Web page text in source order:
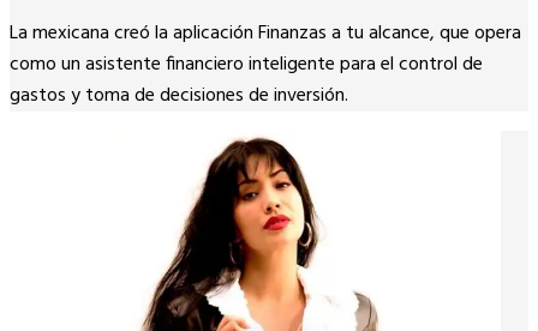
Copy
Link
La mexicana creó la aplicación Finanzas a tu alcance, que opera
como un asistente financiero inteligente para el control de
gastos y toma de decisiones de inversión.